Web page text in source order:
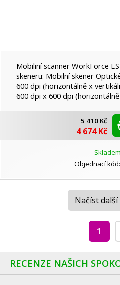
Mobiliní scanner WorkForce
skeneru: Mobilní skener
600 dpi (horizontálně x
600 dpi x 600 dpi
5 410 Kč
4 674 Kč
Skladem
Objednací kód:
Načíst
1
RECENZE NAŠICH